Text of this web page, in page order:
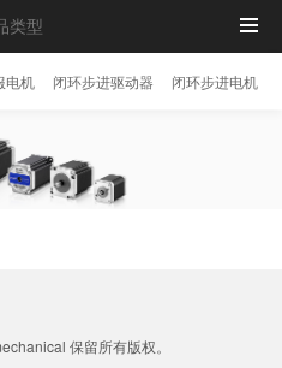
电机 闭环步进驱动器 闭环步进电机
保留所有版权。